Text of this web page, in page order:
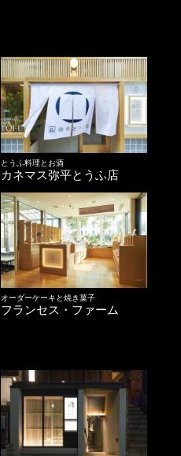
とうふ料理とお酒
カネマス弥平とうふ店
オーダーケーキと焼き菓子
フランセス・ファーム